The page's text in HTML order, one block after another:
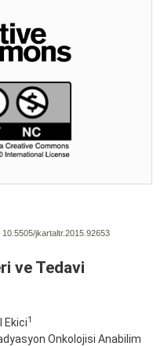
10.5505/jkartaltr.2015.92653
ve Tedavi
Ekici1
Onkolojisi Anabilim